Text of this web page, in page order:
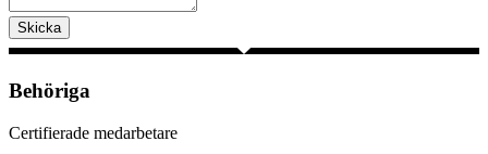
Skicka
Behöriga
Certifierade medarbetare